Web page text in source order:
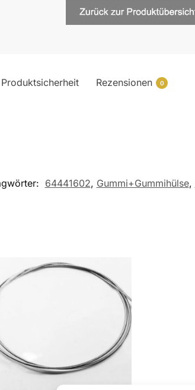
Produktsicherheit Rezensionen 0
64441602, Gummi+Gummihülse,